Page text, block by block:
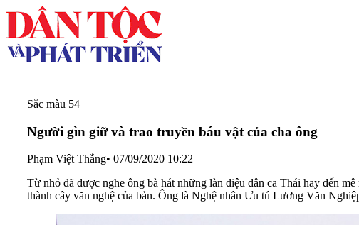
Sắc màu 54
Người gìn giữ và trao truyền báu vật của cha ông
Phạm Việt Thắng• 07/09/2020 10:22
Từ nhỏ đã được nghe ông bà hát những làn điệu dân ca Thái hay đến
thành cây văn nghệ của bản. Ông là Nghệ nhân Ưu tú Lương Văn